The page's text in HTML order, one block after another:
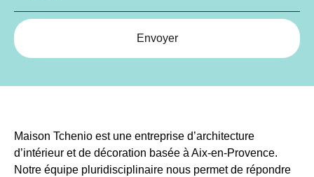
Envoyer
Maison Tchenio est une entreprise d’architecture
d’intérieur et de décoration basée à Aix-en-Provence.
Notre équipe pluridisciplinaire nous permet de répondre